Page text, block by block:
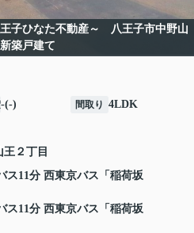
子ひなた不動産～ 八王子市中野山
築戸建て
-(-) 間取り 4LDK
王 ２丁目
ス11分 西東京バス「稲荷坂
ス11分 西東京バス「稲荷坂